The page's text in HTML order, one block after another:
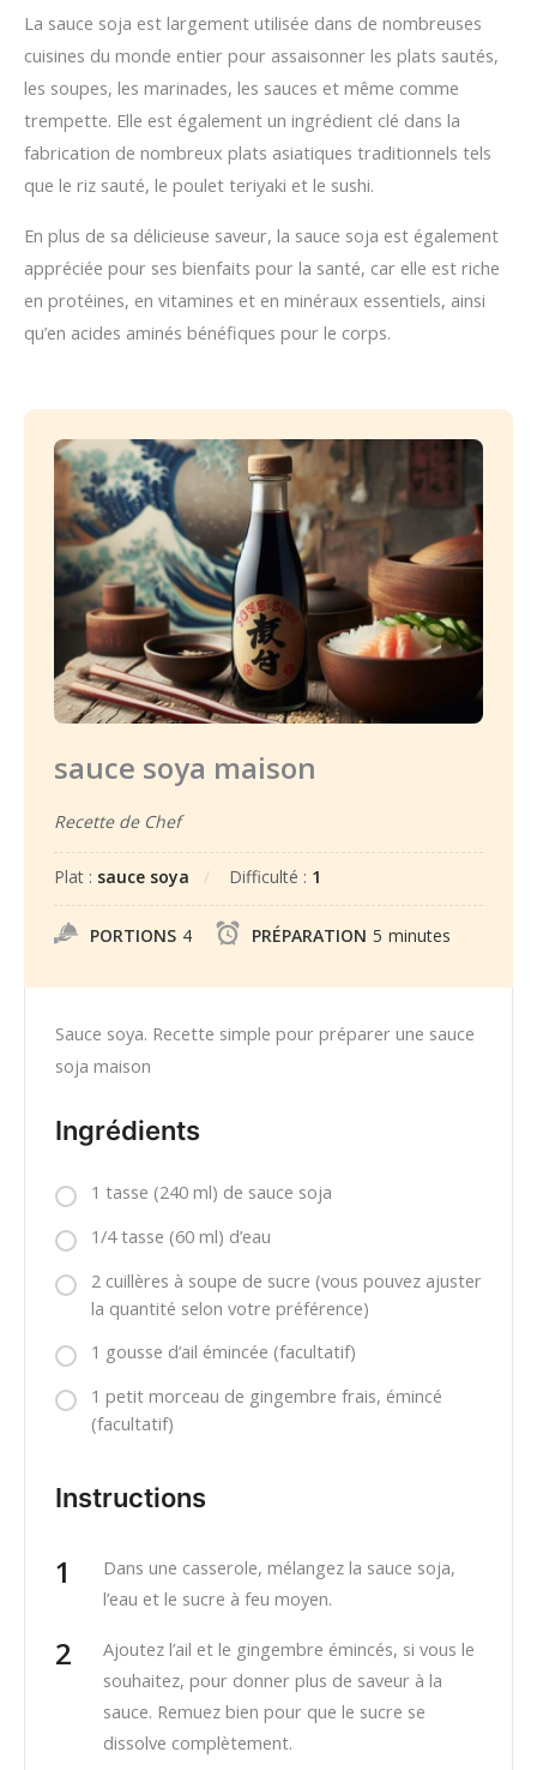
La sauce soja est largement utilisée dans de nombreuses
cuisines du monde entier pour assaisonner les plats sautés,
les soupes, les marinades, les sauces et même comme
trempette. Elle est également un ingrédient clé dans la
fabrication de nombreux plats asiatiques traditionnels tels
que le riz sauté, le poulet teriyaki et le sushi.
En plus de sa délicieuse saveur, la sauce soja est également
appréciée pour ses bienfaits pour la santé, car elle est riche
en protéines, en vitamines et en minéraux essentiels, ainsi
qu’en acides aminés bénéfiques pour le corps.
sauce soya maison
Recette de Chef
Plat : sauce soya Difficulté : 1
PORTIONS 4 PRÉPARATION 5 minutes
Sauce soya. Recette simple pour préparer une sauce
soja maison
Ingrédients
1 tasse (240 ml) de sauce soja
1/4 tasse (60 ml) d’eau
2 cuillères à soupe de sucre (vous pouvez ajuster
la quantité selon votre préférence)
1 gousse d’ail émincée (facultatif)
1 petit morceau de gingembre frais, émincé
(facultatif)
Instructions
Dans une casserole, mélangez la sauce soja,
l’eau et le sucre à feu moyen.
Ajoutez l’ail et le gingembre émincés, si vous le
souhaitez, pour donner plus de saveur à la
sauce. Remuez bien pour que le sucre se
dissolve complètement.